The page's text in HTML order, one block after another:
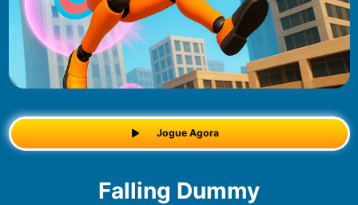
Jogue Agora
Falling Dummy